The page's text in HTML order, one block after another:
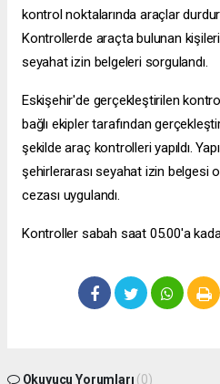
kontrol noktalarında araçlar
Kontrollerde araçta bulunan
seyahat izin belgeleri sorgulandı.
Eskişehir'de gerçekleştirilen
bağlı ekipler tarafından
şekilde araç kontrolleri yapıldı.
şehirlerarası seyahat izin belgesi
cezası uygulandı.
Kontroller sabah saat 05.00'a
Okuyucu Yorumları (0)